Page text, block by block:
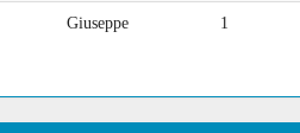
Giuseppe 1